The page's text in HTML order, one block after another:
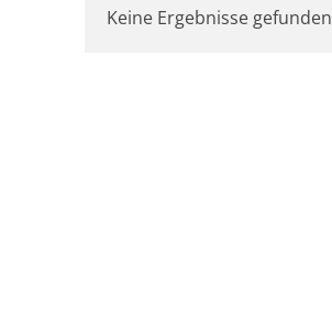
Keine Ergebnisse gefunden